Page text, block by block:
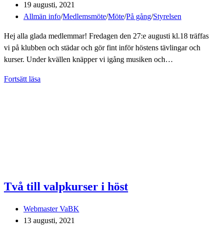
Inlägget
publicerat:
19 augusti, 2021
Inläggskategori:
Allmän info/Medlemsmöte/Möte/På gång/Styrelsen
Hej alla glada medlemmar! Fredagen den 27:e augusti kl.18 träffas
vi på klubben och städar och gör fint inför höstens tävlingar och
kurser. Under kvällen knäpper vi igång musiken och…
Fortsätt läsa
Två till valpkurser i höst
Inläggsförfattare:
Webmaster VaBK
Inlägget
13 augusti, 2021